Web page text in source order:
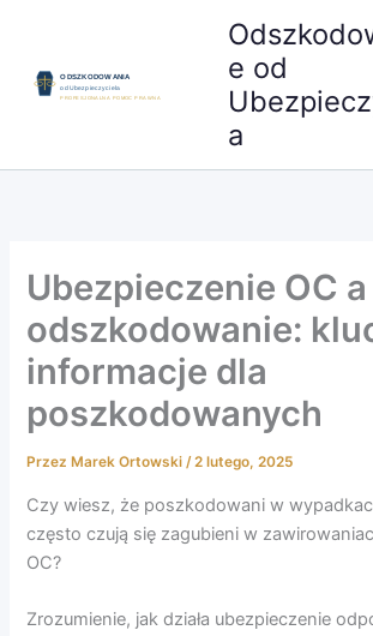
treści
e od
a
Ubezpieczenie OC a
odszkodowanie:
informacje dla
poszkodowanych
Przez Marek Ortowski/2 lutego, 2025
Czy wiesz, że poszkodowani w
często czują się zagubieni w
OC?
Zrozumienie, jak działa ubezpieczenie